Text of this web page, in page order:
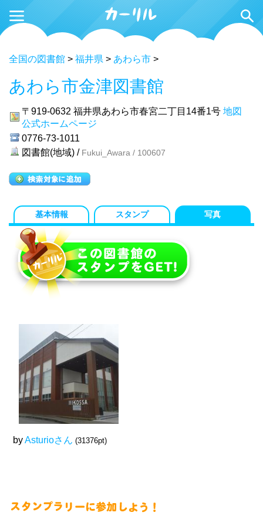
全国の図書館 > 福井県 > あわら市 >
あわら市金津図書館
〒919-0632 福井県あわら市春宮二丁目14番1号 地図
公式ホームページ
0776-73-1011
図書館(地域) / Fukui_Awara / 100607
基本情報 スタンプ 写真
byAsturioさん (31376pt)